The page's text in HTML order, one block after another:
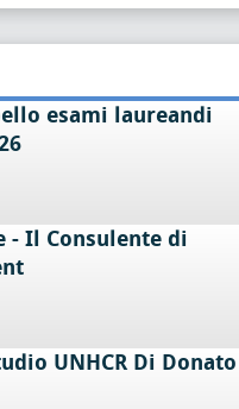
esami laureandi
- Il Consulente di
UNHCR Di Donato